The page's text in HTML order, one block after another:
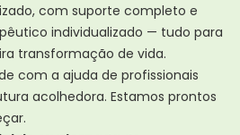
com suporte completo e
individualizado — tudo para
transformação de vida.
com a ajuda de profissionais
acolhedora. Estamos prontos